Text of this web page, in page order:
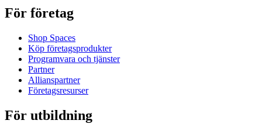
För företag
Shop Spaces
Köp företagsprodukter
Programvara och tjänster
Partner
Allianspartner
Företagsresurser
För utbildning